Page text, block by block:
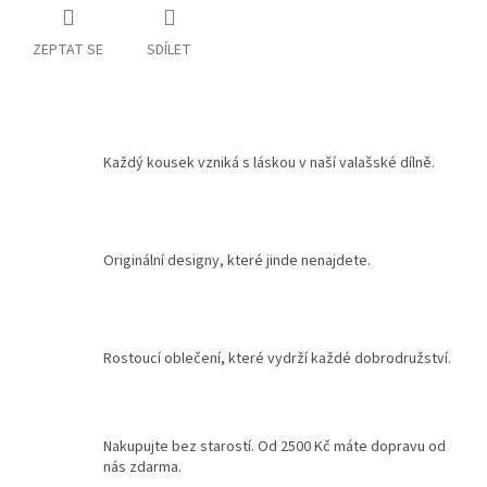
ZEPTAT SE SDÍLET
Každý kousek vzniká s láskou v naší valašské dílně.
Originální designy, které jinde nenajdete.
Rostoucí oblečení, které vydrží každé dobrodružství.
Nakupujte bez starostí. Od 2500 Kč máte dopravu od
nás zdarma.